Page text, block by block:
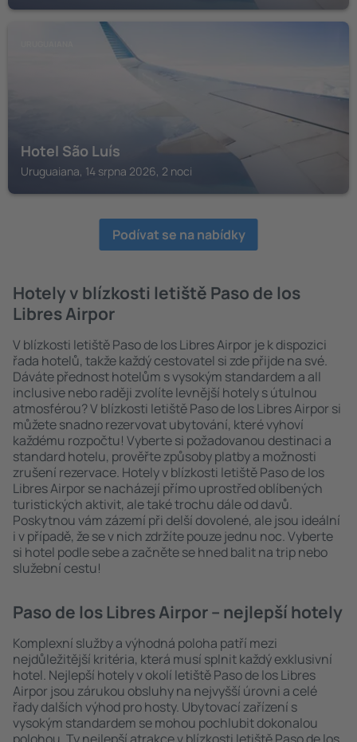
Hotel São Luís
Uruguaiana, 14 srpna 2026, 2 noci
Podívat se na nabídky
Hotely v blízkosti letiště Paso de los
Libres Airpor
V blízkosti letiště Paso de los Libres Airpor je k dispozici
řada hotelů, takže každý cestovatel si zde přijde na své.
Dáváte přednost hotelům s vysokým standardem a all
inclusive nebo raději zvolíte levnější hotely s útulnou
atmosférou? V blízkosti letiště Paso de los Libres Airpor si
můžete snadno rezervovat ubytování, které vyhoví
každému rozpočtu! Vyberte si požadovanou destinaci a
standard hotelu, prověřte způsoby platby a možnosti
zrušení rezervace. Hotely v blízkosti letiště Paso de los
Libres Airpor se nacházejí přímo uprostřed oblíbených
turistických aktivit, ale také trochu dále od davů.
Poskytnou vám zázemí při delší dovolené, ale jsou ideální
i v případě, že se v nich zdržíte pouze jednu noc. Vyberte
si hotel podle sebe a začněte se hned balit na trip nebo
služební cestu!
Paso de los Libres Airpor – nejlepší hotely
Komplexní služby a výhodná poloha patří mezi
nejdůležitější kritéria, která musí splnit každý exklusivní
hotel. Nejlepší hotely v okolí letiště Paso de los Libres
Airpor jsou zárukou obsluhy na nejvyšší úrovni a celé
řady dalších výhod pro hosty. Ubytovací zařízení s
vysokým standardem se mohou pochlubit dokonalou